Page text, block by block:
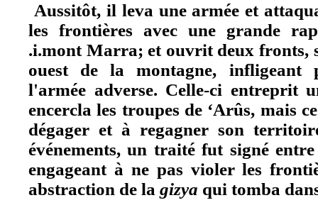
Aussitôt, il leva une armée et
les frontières avec une grande
.i.mont Marra; et ouvrit deux fronts,
ouest de la montagne, infligeant
l'armée adverse. Celle-ci entreprit
encercla les troupes de ‘Arûs, mais
dégager et à regagner son
événements, un traité fut signé
engageant à ne pas violer les
abstraction de la gizya qui tomba